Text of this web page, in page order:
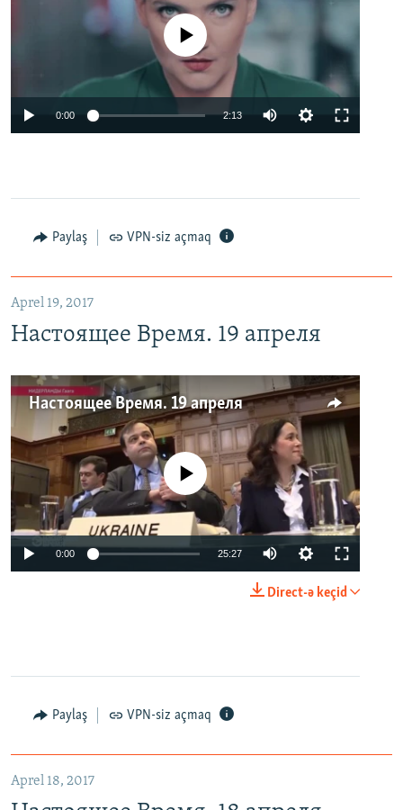
No media source currently available
0:00 2:13
Paylaş VPN-siz açmaq
Aprel 19, 2017
Настоящее Время. 19 апреля
Настоящее Время. 19 апреля
No media source currently available
0:00 25:27
Direct-ə keçid
Paylaş VPN-siz açmaq
Aprel 18, 2017